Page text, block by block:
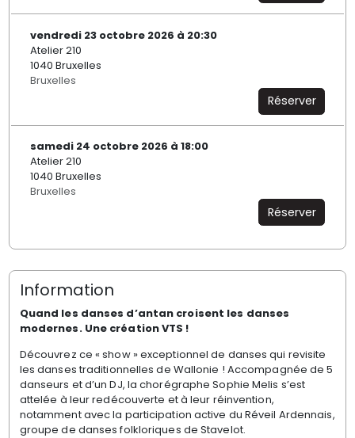
vendredi 23 octobre 2026 à 20:30
Atelier 210
1040 Bruxelles
Bruxelles
Réserver
samedi 24 octobre 2026 à 18:00
Atelier 210
1040 Bruxelles
Bruxelles
Réserver
Information
Quand les danses d’antan croisent les danses
modernes. Une création VTS !
Découvrez ce « show » exceptionnel de danses qui revisite
les danses traditionnelles de Wallonie ! Accompagnée de 5
danseurs et d’un DJ, la chorégraphe Sophie Melis s’est
attelée à leur redécouverte et à leur réinvention,
notamment avec la participation active du Réveil Ardennais,
groupe de danses folkloriques de Stavelot.